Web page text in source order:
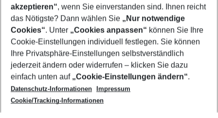
Footer
Footer navigation
Über uns
AGB
Cookie-Einstellungen ändern
Cookie-Richtlinie
Datenschutz
Service & Hilfe
Barrierefreies Reisen
Check-in
Folgen Sie uns
akzeptieren“, wenn Sie einverstanden sind. Ihnen reicht
das Nötigste? Dann wählen Sie „Nur notwendige
Cookies“. Unter „Cookies anpassen“ können Sie Ihre
Cookie-Einstellungen individuell festlegen. Sie können
Ihre Privatsphäre-Einstellungen selbstverständlich
jederzeit ändern oder widerrufen – klicken Sie dazu
einfach unten auf „Cookie-Einstellungen ändern“.
Datenschutz-Informationen
Impressum
Cookie/Tracking-Informationen